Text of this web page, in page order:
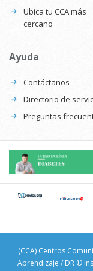
Ubica tu CCA más
cercano
Ayuda
Contáctanos
Directorio de
Preguntas
(CCA) Centros
Aprendizaje / DR ©